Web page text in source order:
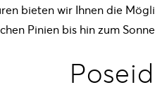
bieten wir Ihnen die
Pinien bis hin zum